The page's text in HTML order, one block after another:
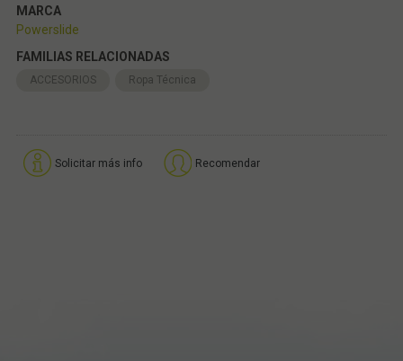
MARCA
Powerslide
FAMILIAS RELACIONADAS
ACCESORIOS Ropa Técnica
Solicitar más info Recomendar